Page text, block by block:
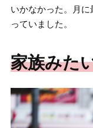
いかなかった。月
っていました。
家族みた